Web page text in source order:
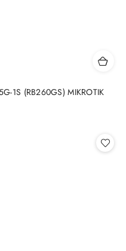
1S (RB260GS) MIKROTIK